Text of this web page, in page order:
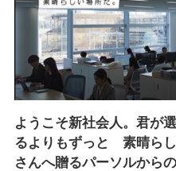
ようこそ新社会人。君が
るよりもずっと 素晴ら
さんへ贈るパーソルから